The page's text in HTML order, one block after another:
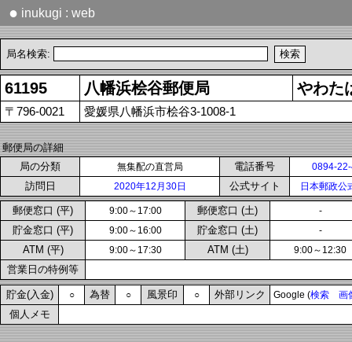
● inukugi : web
局名検索:
61195 八幡浜桧谷郵便局 やわた
〒796-0021 愛媛県八幡浜市桧谷3-1008-1
郵便局の詳細
局の分類
無集配の直営局 電話番号 0894-
訪問日 2020年12月30日 公式サイト 日本郵政公
郵便窓口 (平) 9:00～17:00 郵便窓口 (土) -
貯金窓口 (平) 9:00～16:00 貯金窓口 (土) -
ATM (平) 9:00～17:30 ATM (土) 9:00～12:30
営業日の特例等
貯金(入金) ○ 為替 ○ 風景印 ○ 外部リンク Google (検索 画
個人メモ